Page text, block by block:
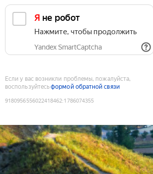
Я не робот
Нажмите, чтобы продолжить
Yandex SmartCaptcha
Если у вас возникли проблемы, пожалуйста,
воспользуйтесьформой обратной связи
9180956556022418462:1786074355